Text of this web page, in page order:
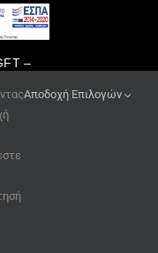
–
Αποδοχή Επιλογών